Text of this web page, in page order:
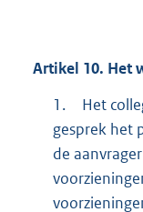
Artikel 10. Het
1.
Het
gesprek het
de